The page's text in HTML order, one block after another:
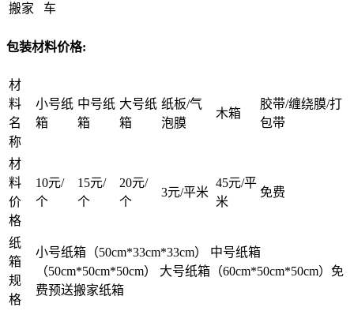
搬家 车
包装材料价格:
材
料
名
称
小号纸
箱
中号纸
箱
大号纸
箱
纸板/气
泡膜
木箱
胶带/缠绕膜/打
包带
材
料
价
格
10元/
个
15元/
个
20元/
个
3元/平米
45元/平
米
免费
纸
箱
规
格
小号纸箱（50cm*33cm*33cm） 中号纸箱
（50cm*50cm*50cm） 大号纸箱（60cm*50cm*50cm）免
费预送搬家纸箱